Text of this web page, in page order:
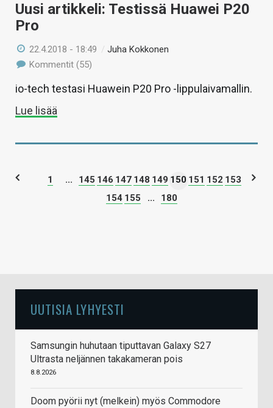
Uusi artikkeli: Testissä Huawei P20
Pro
22.4.2018 - 18:49 /Juha Kokkonen
Kommentit (55)
io-tech testasi Huawein P20 Pro -lippulaivamallin.
Lue lisää
1 ... 145 146 147 148 149 150 151 152 153
154 155 ... 180
UUTISIA LYHYESTI
Samsungin huhutaan tiputtavan Galaxy S27
Ultrasta neljännen takakameran pois
8.8.2026
Doom pyörii nyt (melkein) myös Commodore